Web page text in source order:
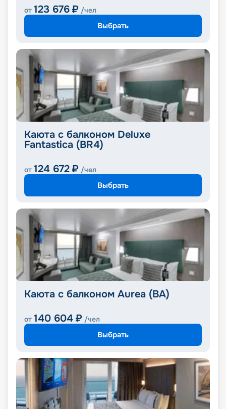
от 123 676 ₽ /чел
Выбрать
Каюта с балконом Deluxe
Fantastica (BR4)
от 124 672 ₽ /чел
Выбрать
Каюта с балконом Aurea (BA)
от 140 604 ₽ /чел
Выбрать